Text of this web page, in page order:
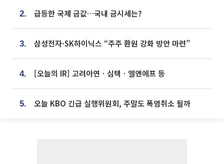
2. 급등한 국제 금값…국내 금시세는?
3. 삼성전자·SK하이닉스 “주주 환원 강화 방안 마련”
4. [오늘의 IR] 고려아연ㆍ심텍ㆍ엘앤에프 등
5. 오늘 KBO 긴급 실행위원회, 주말도 폭염취소 될까